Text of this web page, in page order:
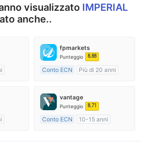
visualizzato IMPERIAL
anche..
fpmarkets
Punteggio 8.88
Conto ECN
Più di 20 anni
Market Making (MM)
Etichetta principale MT4
vantage
Punteggio 8.71
Conto ECN
10-15 anni